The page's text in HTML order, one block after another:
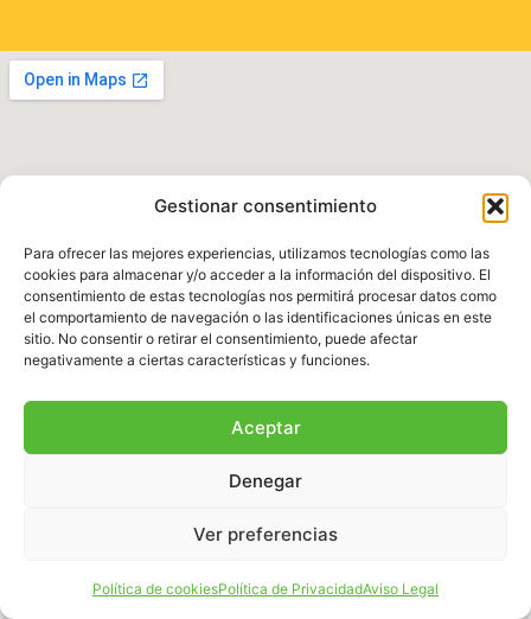
Gestionar consentimiento
Para ofrecer las mejores experiencias, utilizamos tecnologías como las
cookies para almacenar y/o acceder a la información del dispositivo. El
consentimiento de estas tecnologías nos permitirá procesar datos como
el comportamiento de navegación o las identificaciones únicas en este
sitio. No consentir o retirar el consentimiento, puede afectar
negativamente a ciertas características y funciones.
Aceptar
Denegar
Ver preferencias
Política de cookiesPolítica de PrivacidadAviso Legal
Política de Privacidad|Aviso legal |Política de
Cookies|Términos y Condiciones
© 2025 Fundación Natura Parc – Todos los
BalearDigital